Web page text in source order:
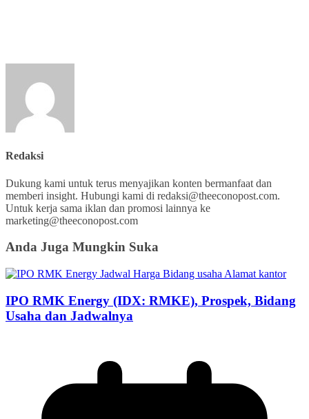
Redaksi
Dukung kami untuk terus menyajikan konten bermanfaat dan
memberi insight. Hubungi kami di redaksi@theeconopost.com.
Untuk kerja sama iklan dan promosi lainnya ke
marketing@theeconopost.com
Anda Juga Mungkin Suka
IPO RMK Energy (IDX: RMKE), Prospek, Bidang
Usaha dan Jadwalnya